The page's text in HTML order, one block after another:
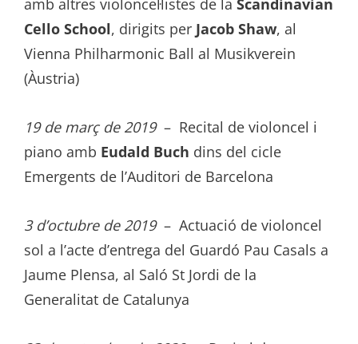
amb altres violoncel·listes de la Scandinavian
Cello School, dirigits per Jacob Shaw, al
Vienna Philharmonic Ball al Musikverein
(Àustria)
19 de març de 2019– Recital de violoncel i
piano amb Eudald Buch dins del cicle
Emergents de l’Auditori de Barcelona
3 d’octubre de 2019– Actuació de violoncel
sol a l’acte d’entrega del Guardó Pau Casals a
Jaume Plensa, al Saló St Jordi de la
Generalitat de Catalunya